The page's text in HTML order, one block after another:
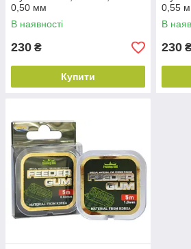
0,50 мм
В наявності
230 ₴
Купити
0,55
В
230